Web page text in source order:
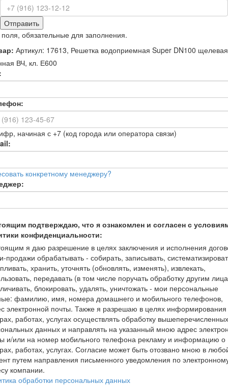
Отправить
обязательные для заполнения.
Артикул: 17613, Решетка водоприемная Super DN100 щелевая
ВЧ, кл. Е600
начиная с +7 (код города или оператора связи)
конкретному менеджеру?
подтверждаю, что я ознакомлен и согласен с
конфиденциальности:
я даю разрешение в целях заключения и исполнения
продажи обрабатывать - собирать, записывать,
хранить, уточнять (обновлять, изменять), извлекать,
передавать (в том числе поручать обработку другим
блокировать, удалять, уничтожать - мои персональные
фамилию, имя, номера домашнего и мобильного телефонов,
электронной почты. Также я разрешаю в целях
работах, услугах осуществлять обработку вышеперечисленных
данных и направлять на указанный мною адрес
и/или на номер мобильного телефона рекламу и информацию о
работах, услугах. Согласие может быть отозвано мною в
путем направления письменного уведомления по
компании.
обработки персональных данных